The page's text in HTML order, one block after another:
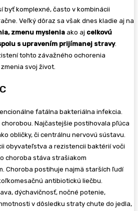
byť komplexné, často v kombinácii
Veľký dôraz sa však dnes kladie aj na
zmenu myslenia ako aj celkovú
s upravením prijímanej stravy.
tohto závažného ochorenia
svoj život.
fatálna bakteriálna infekcia.
Najčastejšie postihovala pľúca
obličky, či centrálnu nervovú sústavu.
obyvateľstva a rezistencii baktérií voči
choroba stáva strašiakom
Choroba postihuje najmä starších ľudí
antibiotickú liečbu.
dýchavičnosť, nočné potenie,
v dôsledku straty chute do jedla,